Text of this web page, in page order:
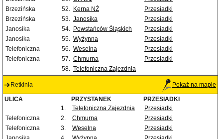
Brzezińska
52. Kerna NŻ
Przesiadki
Brzezińska
53. Janosika
Przesiadki
Janosika
54. Powstańców Śląskich
Przesiadki
Janosika
55. Wyżynna
Przesiadki
Telefoniczna
56. Weselna
Przesiadki
Telefoniczna
57. Chmurna
Przesiadki
58. Telefoniczna Zajezdnia
Retkinia Pokaż na mapie
ULICA PRZYSTANEK
PRZESIADKI
1.
Telefoniczna Zajezdnia
Przesiadki
Telefoniczna
2. Chmurna
Przesiadki
Telefoniczna
3. Weselna
Przesiadki